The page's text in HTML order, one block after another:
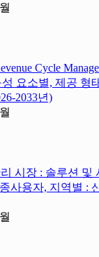
Cycle
요소별, 제공 형
2033년)
시장 : 솔루션 및
사용자, 지역별 :